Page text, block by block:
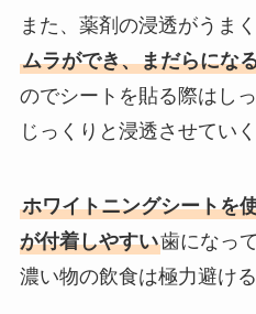
また、薬剤の浸透がうま
ムラができ、まだらにな
のでシートを貼る際はし
じっくりと浸透させてい
ホワイトニングシートを
が付着しやすい歯になっ
濃い物の飲食は極力避け